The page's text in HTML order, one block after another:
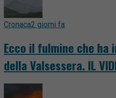
Cronaca2 giorni fa
Ecco il fulmine che ha
della Valsessera. IL